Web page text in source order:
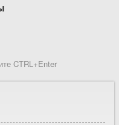
CTRL+Enter